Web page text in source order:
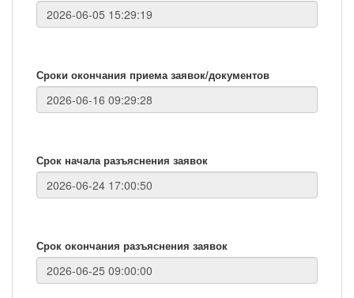
Сроки окончания приема заявок/документов
Срок начала разъяснения заявок
Срок окончания разъяснения заявок